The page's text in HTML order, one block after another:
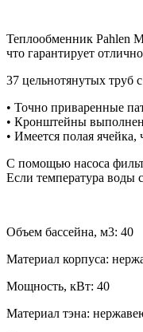
Теплообменник Pahlen
что гарантирует
37 цельнотянутых труб
• Точно приваренные
• Кронштейны
• Имеется полая
С помощью насоса
Если температура воды
Объем бассейна, м3: 40
Материал корпуса:
Мощность, кВт: 40
Материал тэна: